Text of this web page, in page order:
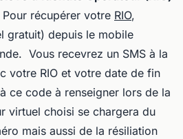
Pour récupérer votre RIO,
gratuit) depuis le mobile
Vous recevrez un SMS à la
votre RIO et votre date de fin
ce code à renseigner lors de la
virtuel choisi se chargera du
mais aussi de la résiliation